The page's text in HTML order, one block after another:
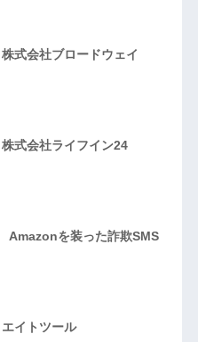
式会社ブロードウェイ
式会社ライフイン24
を装った詐欺SMS
イトツール